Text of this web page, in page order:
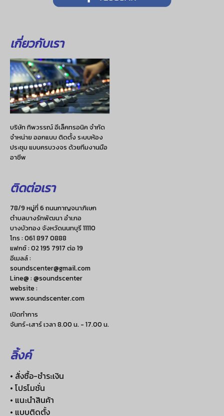
เกี่ยวกับเรา
บริษัท ทิพวรรณ์ อีเล็คทรอนิค จำกัด
จำหน่าย ออกแบบ ติดตั้ง ระบบห้อง
ประชุม แบบครบวงจร ด้วยทีมงานมือ
อาชีพ
ติดต่อเรา
78/9 หมู่ที่ 6 ถนนกาญจนาภิเษก
ตำบลบางรักพัฒนา อำเภอ
บางบัวทอง จังหวัดนนทบุรี 11110
โทร :061 897 0888
แฟกซ์ :02 195 7917 ต่อ 19
อีเมลล์ :
soundscenter@gmail.com
Line@ : @soundscenter
website :
www.soundscenter.com
เปิดทำการ
จันทร์-เสาร์ เวลา 8.00 น. - 17.00 น.
ลิ้งค์
• สั่งซื้อ-ชำระเงิน
• โปรโมชั่น
• แนะนำสินค้า
• แบบติดตั้ง